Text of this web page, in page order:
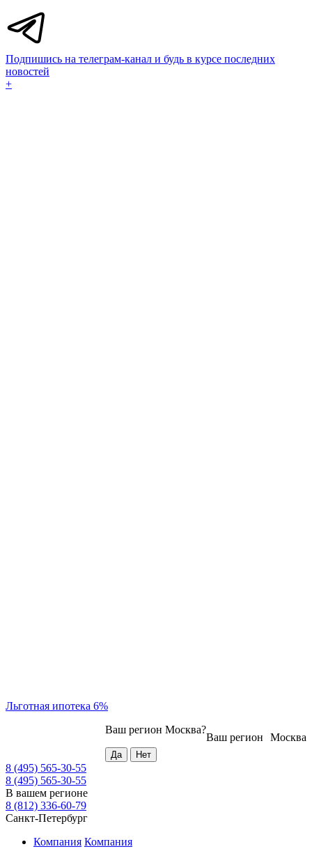
Подпишись на телеграм-канал и будь в курсе последних
новостей
+
Льготная ипотека 6%
Москва
Ваш регион
Ваш регион Москва?
8 (495) 565-30-55
8 (495) 565-30-55
В вашем регионе
8 (812) 336-60-79
Санкт-Петербург
Компания Компания